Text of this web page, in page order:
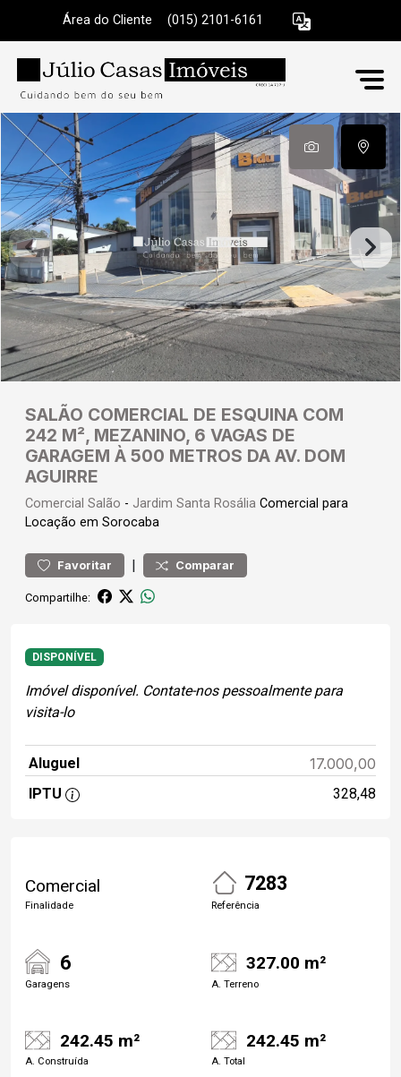
Área do Cliente (015) 2101-6161
SALÃO COMERCIAL DE ESQUINA COM
242 M², MEZANINO, 6 VAGAS DE
GARAGEM À 500 METROS DA AV. DOM
AGUIRRE
Comercial Salão - Jardim Santa Rosália Comercial para
Locação em Sorocaba
Favoritar | Comparar
Compartilhe:
DISPONÍVEL
Imóvel disponível. Contate-nos pessoalmente para
visita-lo
Aluguel 17.000,00
IPTU 328,48
Comercial
Finalidade
7283
Referência
6
Garagens
327.00 m²
A. Terreno
242.45 m²
A. Construída
242.45 m²
A. Total